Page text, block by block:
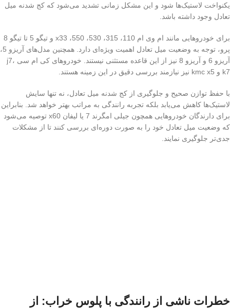
یکنواخت لاستیک‌ها شود و این مشکل زمانی تشدید می‌شود که کج شدنه میل
تعادل وجود داشته باشد.
برای خودروهایی مانند ام وی ام 110، 315، 530، 550، x33 و تیگو 5 تا تیگو 8
پرو، توجه به وضعیت میل تعادل اهمیت ویژه‌ای دارد. همچنین مدل‌های آریزو 5،
آریزو 6 و آریزو 8 نیز از این قاعده مستثنی نیستند. خودروهای کی ام سی j7،
k7 و kmc x5 نیز نیازمند بررسی دقیق در این زمینه هستند.
با حفظ توازن صحیح و جلوگیری از کج شدنه میل تعادل، نه تنها سایش
لاستیک‌ها کاهش می‌یابد بلکه تجربه رانندگی به مراتب بهتر خواهد شد. بنابراین
برای دارندگان خودروهایی همچون جیلی امگرند 7 یا لیفان x60 توصیه می‌شود
که وضعیت میل تعادل خود را به صورت دوره‌ای بررسی کنند تا از مشکلات
جدی‌تر جلوگیری نمایند.
خطرات ناشی از رانندگی با پلوس خراب: از